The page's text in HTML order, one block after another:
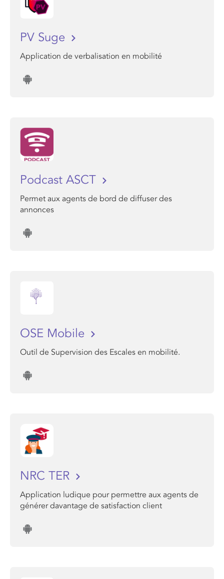
PV Suge
Application de verbalisation en mobilité
Podcast ASCT
Permet aux agents de bord de diffuser des
annonces
OSE Mobile
Outil de Supervision des Escales en mobilité.
NRC TER
Application ludique pour permettre aux agents de
générer davantage de satisfaction client